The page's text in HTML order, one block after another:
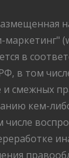
в
в том
смежных
кем-